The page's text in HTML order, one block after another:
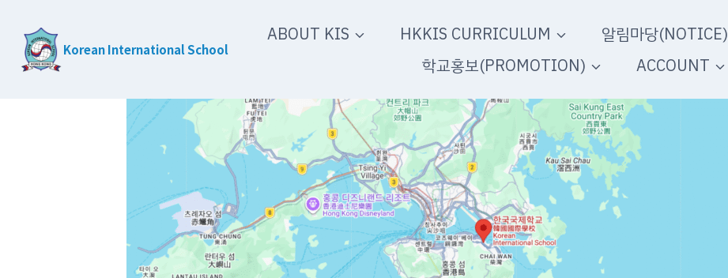
content
Korean International School
ABOUT KIS HKKIS CURRICULUM 알림마당(NOTICE)
학교홍보(PROMOTION)
ACCOUNT